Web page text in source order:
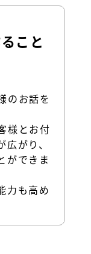
こと
のお話を
様とお付
がり、
ができま
力も高め